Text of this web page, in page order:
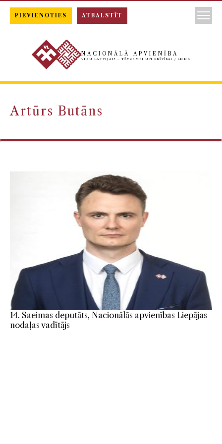
NACIONĀLĀ APVIENĪBA
VISU LATVIJAI! - TĒVZEMEI UN BRĪVĪBAI / LNNK
Artūrs Butāns
14. Saeimas deputāts, Nacionālās apvienības Liepājas
nodaļas vadītājs
PIEVIENOTIES ATBALSTĪT